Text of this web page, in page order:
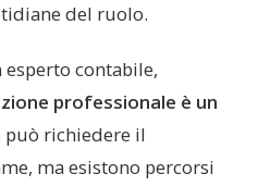
del ruolo.
contabile,
professionale è un
può richiedere il
ma esistono percorsi